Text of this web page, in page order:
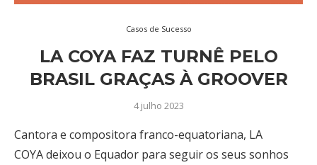
Casos de Sucesso
LA COYA FAZ TURNÊ PELO
BRASIL GRAÇAS À GROOVER
4 julho 2023
Cantora e compositora franco-equatoriana, LA
COYA deixou o Equador para seguir os seus sonhos